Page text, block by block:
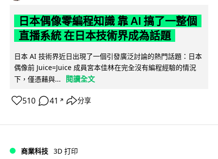
日本偶像零編程知識 靠 AI 搞了一整個
直播系統 在日本技術界成為話題
日本 AI 技術界近日出現了一個引發廣泛討論的熱門話題：日本
偶像前 Juice=Juice 成員宮本佳林在完全沒有編程經驗的情況
下，僅憑藉與...
閱讀全文
510 41 ↗ 分享
商業科技 3D 打印